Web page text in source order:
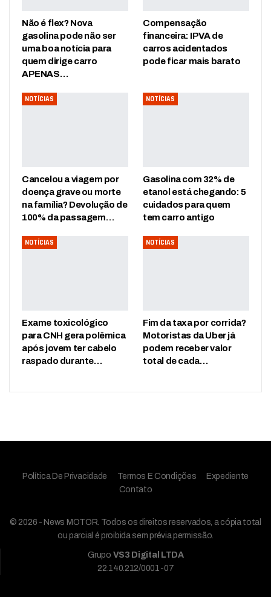
Não é flex? Nova
gasolina pode não ser
uma boa notícia para
quem dirige carro
APENAS…
Compensação
financeira: IPVA de
carros acidentados
pode ficar mais barato
NOTÍCIAS
Cancelou a viagem por
doença grave ou morte
na família? Devolução de
100% da passagem…
NOTÍCIAS
Gasolina com 32% de
etanol está chegando: 5
cuidados para quem
tem carro antigo
NOTÍCIAS
Exame toxicológico
para CNH gera polêmica
após jovem ter cabelo
raspado durante…
NOTÍCIAS
Fim da taxa por corrida?
Motoristas da Uber já
podem receber valor
total de cada…
Política De Privacidade Termos E Condições
Expediente
Contato
© 2026 - News MOTOR. Todos os direitos reservados, a cópia total
ou parcial é proibida sem prévia permissão.
Grupo VS3 Digital LTDA
22.140.212/0001-07